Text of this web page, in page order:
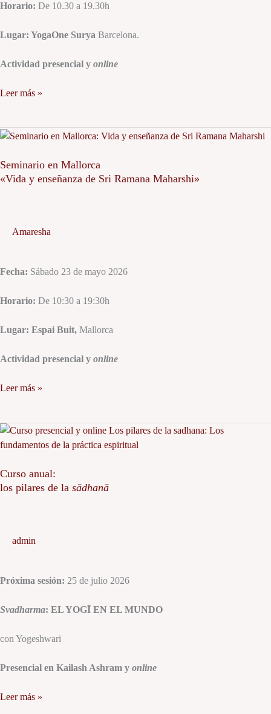
Horario: De 10.30 a 19.30h
Lugar: YogaOne Surya Barcelona.
Actividad presencial y online
Leer más »
Seminario en Mallorca
«Vida y enseñanza de Sri Ramana Maharshi»
Amaresha
Fecha: Sábado 23 de mayo 2026
Horario: De 10:30 a 19:30h
Lugar: Espai Buit, Mallorca
Actividad presencial y online
Seminario
Mallorca
«Vida
Maharshi»
Leer más »
Curso anual:
los pilares de la sādhanā
admin
Próxima sesión: 25 de julio 2026
Svadharma: EL YOGĪ EN EL MUNDO
con Yogeshwari
Presencial en Kailash Ashram y online
Curso
anual:
pilares
de
Leer más »